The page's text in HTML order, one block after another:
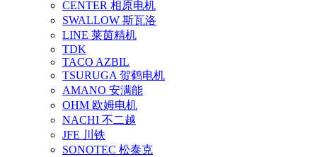
CENTER 相原电机
SWALLOW 斯瓦洛
LINE 莱茵精机
TDK
TACO AZBIL
TSURUGA 贺鹤电机
AMANO 安满能
OHM 欧姆电机
NACHI 不二越
JFE 川铁
SONOTEC 松泰克